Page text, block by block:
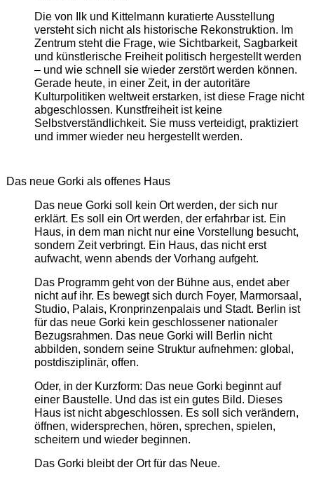
Die von Ilk und Kittelmann kuratierte Ausstellung
versteht sich nicht als historische Rekonstruktion. Im
Zentrum steht die Frage, wie Sichtbarkeit, Sagbarkeit
und künstlerische Freiheit politisch hergestellt werden
– und wie schnell sie wieder zerstört werden können.
Gerade heute, in einer Zeit, in der autoritäre
Kulturpolitiken weltweit erstarken, ist diese Frage nicht
abgeschlossen. Kunstfreiheit ist keine
Selbstverständlichkeit. Sie muss verteidigt, praktiziert
und immer wieder neu hergestellt werden.
Das neue Gorki als offenes Haus
Das neue Gorki soll kein Ort werden, der sich nur
erklärt. Es soll ein Ort werden, der erfahrbar ist. Ein
Haus, in dem man nicht nur eine Vorstellung besucht,
sondern Zeit verbringt. Ein Haus, das nicht erst
aufwacht, wenn abends der Vorhang aufgeht.
Das Programm geht von der Bühne aus, endet aber
nicht auf ihr. Es bewegt sich durch Foyer, Marmorsaal,
Studio, Palais, Kronprinzenpalais und Stadt. Berlin ist
für das neue Gorki kein geschlossener nationaler
Bezugsrahmen. Das neue Gorki will Berlin nicht
abbilden, sondern seine Struktur aufnehmen: global,
postdisziplinär, offen.
Oder, in der Kurzform: Das neue Gorki beginnt auf
einer Baustelle. Und das ist ein gutes Bild. Dieses
Haus ist nicht abgeschlossen. Es soll sich verändern,
öffnen, widersprechen, hören, sprechen, spielen,
scheitern und wieder beginnen.
Das Gorki bleibt der Ort für das Neue.